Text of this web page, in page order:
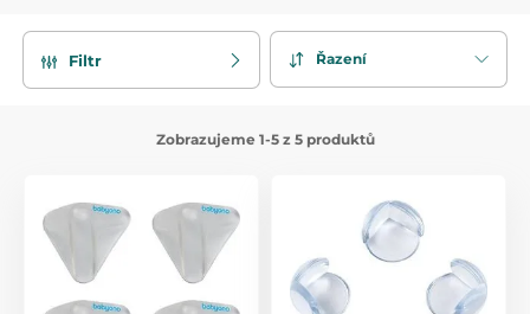
Filtr Řazení
Zobrazujeme 1-5 z 5 produktů